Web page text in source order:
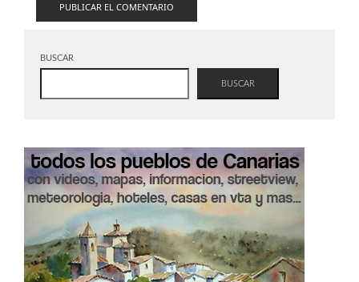
BUSCAR
BUSCAR